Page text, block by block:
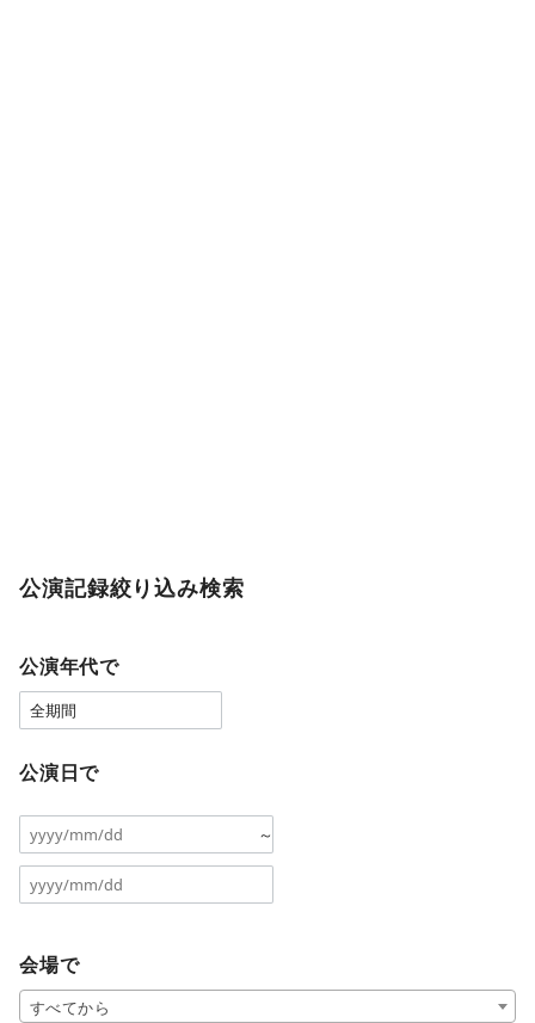
公演記録絞り込み検索
公演年代で
公演日で
～
会場で
すべてから